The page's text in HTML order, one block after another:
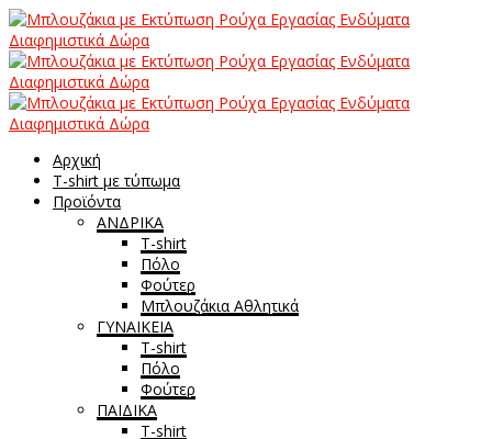
Αρχική
T-shirt με τύπωμα
Προϊόντα
ΑΝΔΡΙΚΑ
T-shirt
Πόλο
Φούτερ
Μπλουζάκια Αθλητικά
ΓΥΝΑΙΚΕΙΑ
T-shirt
Πόλο
Φούτερ
ΠΑΙΔΙΚΑ
T-shirt